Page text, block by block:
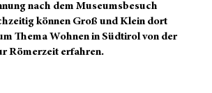
nach dem Museumsbesuch
können Groß und Klein dort
Thema Wohnen in Südtirol von der
Römerzeit erfahren.